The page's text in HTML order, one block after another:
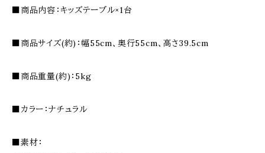
■商品内容：キッズテーブル×1台
■商品サイズ(約)：幅55cm、奥行55cm、高さ39.5cm
■商品重量(約)：5kg
■カラー：ナチュラル
■素材：